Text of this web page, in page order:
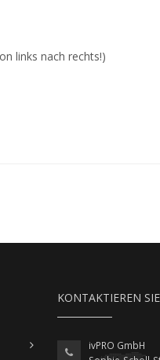
links nach rechts!)
KONTAKTIEREN
ivPRO GmbH